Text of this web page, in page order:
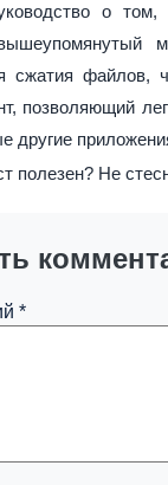
о
сжатия файлов,
позволяющий
другие
полезен? Не
*